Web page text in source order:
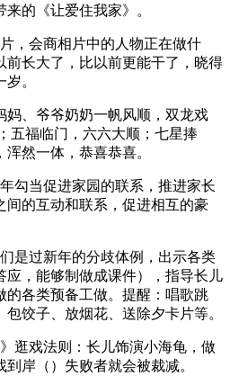
的《让爱住我家》。
会商相片中的人物正在做什
前长大了，比以前更能干了，晓得
。
、爷爷奶奶一帆风顺，双龙戏
五福临门，六六大顺；七星捧
然一体，恭喜恭喜。
当促进家园的联系，推进家长
间的互动和联系，促进相互的豪
过新年的分歧体例，出示各类
应，能够制做成课件），指导长儿
的各类预备工做。提醒：唱歌跳
饺子、放烟花、送除夕卡片等。
戏法则：长儿饰演小海龟，做
岸（）失败者就会被裁减。